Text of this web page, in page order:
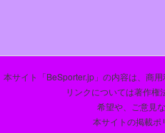
本サイト「BeSporter.jp」の内容は、商
リンクについては著作権
希望や、ご意見
本サイトの掲載ポ